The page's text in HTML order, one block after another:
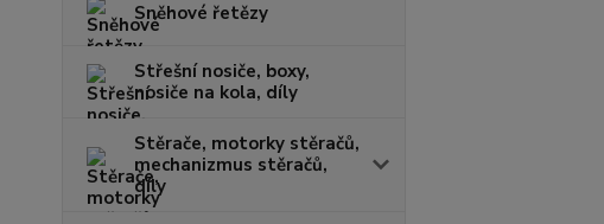
Sněhové řetězy
Střešní nosiče, boxy,
nosiče na kola, díly
Stěrače, motorky stěračů,
mechanizmus stěračů,
díly